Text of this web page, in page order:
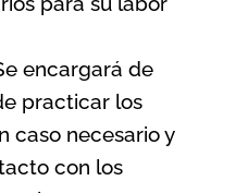
encargará de
practicar los
caso necesario y
con los